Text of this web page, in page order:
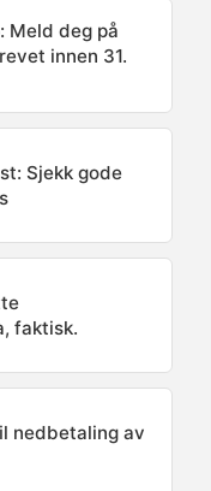
Meld deg på
innen 31.
Sjekk gode
faktisk.
nedbetaling av